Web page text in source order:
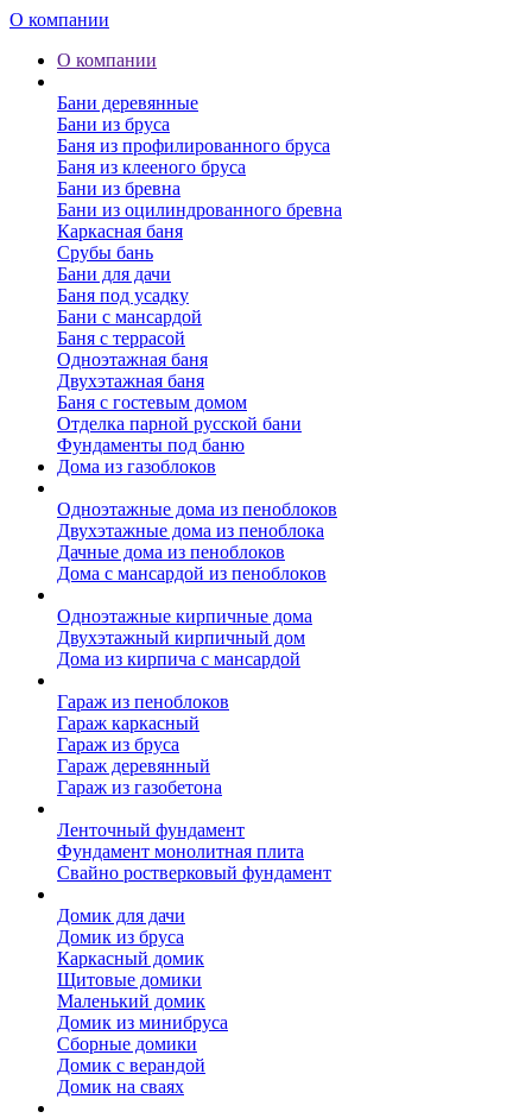
О компании
О компании
Бани деревянные
Бани из бруса
Баня из профилированного бруса
Баня из клееного бруса
Бани из бревна
Бани из оцилиндрованного бревна
Каркасная баня
Срубы бань
Бани для дачи
Баня под усадку
Бани с мансардой
Баня с террасой
Одноэтажная баня
Двухэтажная баня
Баня с гостевым домом
Отделка парной русской бани
Фундаменты под баню
Дома из газоблоков
Одноэтажные дома из пеноблоков
Двухэтажные дома из пеноблока
Дачные дома из пеноблоков
Дома с мансардой из пеноблоков
Одноэтажные кирпичные дома
Двухэтажный кирпичный дом
Дома из кирпича с мансардой
Гараж из пеноблоков
Гараж каркасный
Гараж из бруса
Гараж деревянный
Гараж из газобетона
Ленточный фундамент
Фундамент монолитная плита
Свайно ростверковый фундамент
Домик для дачи
Домик из бруса
Каркасный домик
Щитовые домики
Маленький домик
Домик из минибруса
Сборные домики
Домик с верандой
Домик на сваях